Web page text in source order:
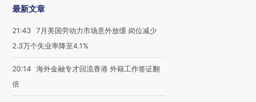
最新文章
21:43
7月美国劳动力市场意外放缓 岗位减少
2.3万个失业率降至4.1%
20:14 海外金融专才回流香港 外籍工作签证翻
倍